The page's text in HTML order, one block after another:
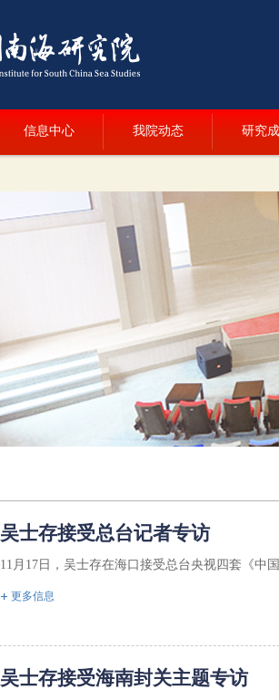
信息中心 我院动态 研究
吴士存接受总台记者专访
11月17日，吴士存在海口接受总台央视四套《中
更多信息
吴士存接受海南封关主题专访